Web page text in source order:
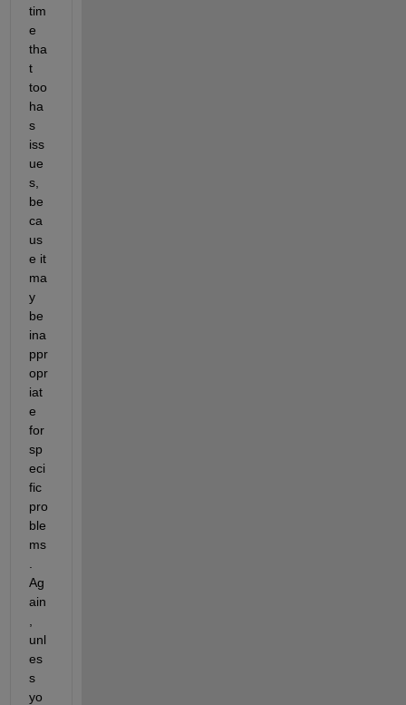
tim
e
tha
t
too
ha
s
iss
ue
s,
be
ca
us
e it
ma
y
be
ina
ppr
opr
iat
e
for
sp
eci
fic
pro
ble
ms
Ag
ain
unl
es
s
yo